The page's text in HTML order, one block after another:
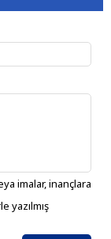
imalar, inançlara
yazılmış